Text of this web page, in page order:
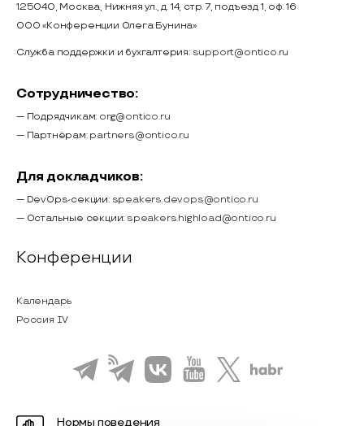
125040, Москва, Нижняя ул., д. 14, стр. 7, подъезд 1, оф. 16
ООО «Конференции Олега Бунина»
Служба поддержки и бухгалтерия: support@ontico.ru
Сотрудничество:
— Подрядчикам: org@ontico.ru
— Партнёрам: partners@ontico.ru
Для докладчиков:
— DevOps-секции: speakers.devops@ontico.ru
— Остальные секции: speakers.highload@ontico.ru
Конференции
Календарь
Россия IV
Нормы поведения